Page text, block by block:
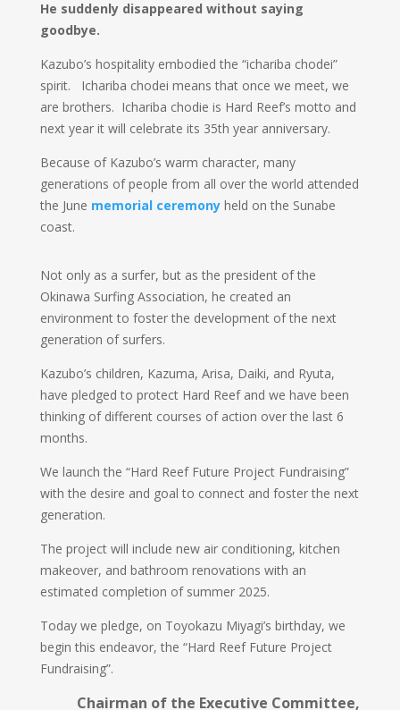
He suddenly disappeared without saying
goodbye.
Kazubo’s hospitality embodied the “ichariba chodei”
spirit. Ichariba chodei means that once we meet, we
are brothers. Ichariba chodie is Hard Reef’s motto and
next year it will celebrate its 35th year anniversary.
Because of Kazubo’s warm character, many
generations of people from all over the world attended
the June memorial ceremonyheld on the Sunabe
coast.
Not only as a surfer, but as the president of the
Okinawa Surfing Association, he created an
environment to foster the development of the next
generation of surfers.
Kazubo’s children, Kazuma, Arisa, Daiki, and Ryuta,
have pledged to protect Hard Reef and we have been
thinking of different courses of action over the last 6
months.
We launch the “Hard Reef Future Project Fundraising”
with the desire and goal to connect and foster the next
generation.
The project will include new air conditioning, kitchen
makeover, and bathroom renovations with an
estimated completion of summer 2025.
Today we pledge, on Toyokazu Miyagi’s birthday, we
begin this endeavor, the “Hard Reef Future Project
Fundraising”.
Chairman of the Executive Committee,